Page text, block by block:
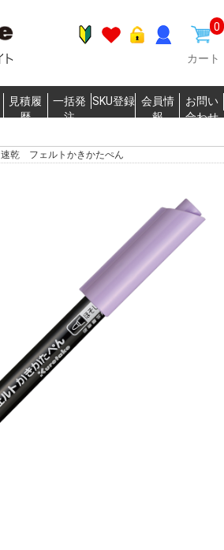
0
カート
見積履
歴
一括発
注
SKU登録 会員情
報
お問い
合わせ
速乾 フェルトかきかたぺん